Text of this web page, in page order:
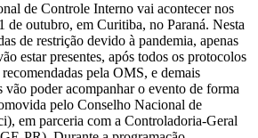
de Controle Interno vai acontecer nos
de outubro, em Curitiba, no Paraná. Nesta
de restrição devido à pandemia, apenas
estar presentes, após todos os protocolos
pela OMS, e demais
vão poder acompanhar o evento de forma
pelo Conselho Nacional de
em parceria com a Controladoria-Geral